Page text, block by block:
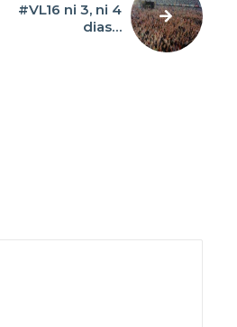
#VL16 ni 3, ni 4
dias…